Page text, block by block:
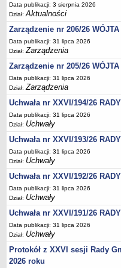
Pracownicy urzędu - baza
Kompetencje referatów
Regulamin organizacyjny
Regulamin naboru na wolne
Ogłoszenia o naborze na
Lista kandydatów
wolne stanowiska
Wyniki naboru na wolne
Petycje
Sygnaliści
Galeria
Raporty o stanie dostępności
Wnioski
WŁADZE I STRUKTURA
Struktura organizacyjna
Rada gminy
Wójt
Data publikacji: 3 sierpnia 2026
Dział:Aktualności
Zarządzenie nr 206/26 WÓJTA
Data publikacji: 31 lipca 2026
Dział:Zarządzenia
Zarządzenie nr 205/26 WÓJTA
Data publikacji: 31 lipca 2026
Dział:Zarządzenia
Uchwała nr XXVI/194/26
Data publikacji: 31 lipca 2026
Dział: Uchwały
Uchwała nr XXVI/193/26
Data publikacji: 31 lipca 2026
Dział: Uchwały
Uchwała nr XXVI/192/26
Data publikacji: 31 lipca 2026
Dział: Uchwały
Uchwała nr XXVI/191/26
Data publikacji: 31 lipca 2026
Dział: Uchwały
Protokół z XXVI sesji Rady
2026 roku